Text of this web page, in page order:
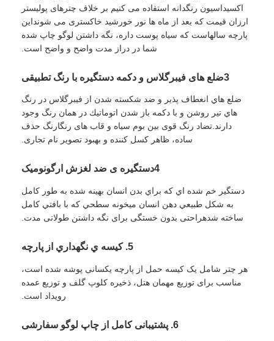
درخواست نقل قول
چترهای پیاده روی
چترهای جمع و جور
چترهای ضد باد
اکسیداسیون رنگدانه استفاده می کنیم بر خلاف چترهای پولیستر
ارزان قیمت که بعد از ماه ها نور خورشید خاکستری می شونداين
پارچه سالهاست که سياه پوست داره، نگه داشتن لوگو چاپ شده
شما در دراز مدت واضح و واضح است.
3ضلع های فیبرگلاس و دکمه دستگیره با رنگ تطبیقی
ضلع هاي انعطاف پذير و ضد شكسته شدن از فيبرگلاس در رنگ
هاي تير روشن و با دکمه باز شدن اتوماتيك در همان رنگ وجود
دارند.تضاد رنگ قوی بین بوم سیاه و قاب های رنگارنگ حذف
ساده، ظاهر کسل کننده و بهبود تصویر نام تجاری.
4دستگیره ی ضد لغزش ارگونومیک
دستگير خم شده اي که براي بدن انسان بهینه شده به طور کامل
به شکل طبيعي دهن انسان ميخونه سطحي که با بافتي کامل
ساخته شدهراحتی بدون خستگی برای نگه داشتن طولانی مدت.
5. کيسه ي نگهداري از پارچه
هر چتر شامل یک کیسه حمل از پارچه یکسانی پوشه شده است،
مناسب برای توزیع مهمان هتل، ذخیره کلوپ گلف و توزیع عمده
رویداد است.
6. پشتیبانی کامل از چاپ لوگو سفارشی